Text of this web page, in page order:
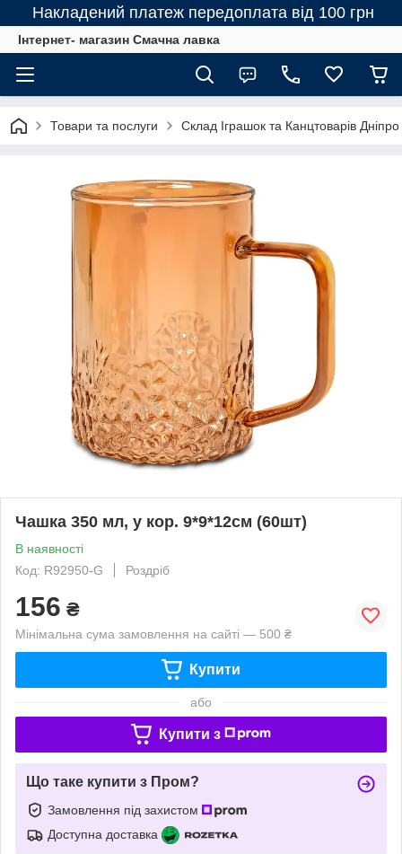
Накладений платеж передоплата від 100 грн
Інтернет- магазин Смачна лавка
Товари та послуги Склад Іграшок та Канцтоварів Дніпро
Чашка 350 мл, у кор. 9*9*12см (60шт)
В наявності
Код: R92950-G
Роздріб
156 ₴
Мінімальна сума замовлення на сайті — 500 ₴
Купити
або
Купити з
Що таке купити з Пром?
Замовлення під захистом
Доступна доставка